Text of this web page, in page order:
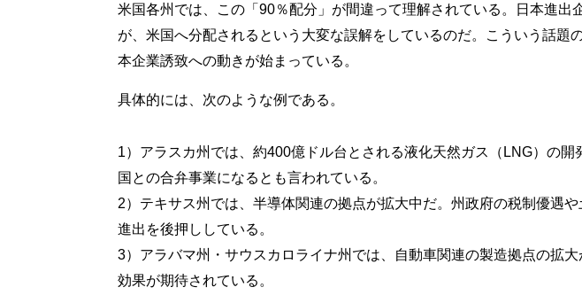
米国各州では、この「90％配分」が間違って理解されている。日本進出
が、米国へ分配されるという大変な誤解をしているのだ。こういう話題
本企業誘致への動きが始まっている。
具体的には、次のような例である。
1）アラスカ州では、約400億ドル台とされる液化天然ガス（LNG）の開
国との合弁事業になるとも言われている。
2）テキサス州では、半導体関連の拠点が拡大中だ。州政府の税制優遇
進出を後押ししている。
3）アラバマ州・サウスカロライナ州では、自動車関連の製造拠点の拡
効果が期待されている。